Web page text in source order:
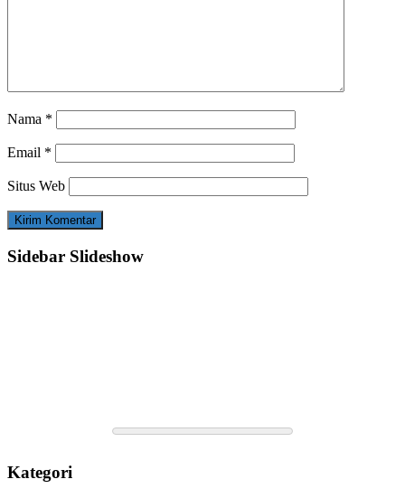
Nama *
Email *
Situs Web
Sidebar Slideshow
Kategori